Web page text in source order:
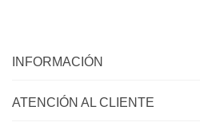
INFORMACIÓN
ATENCIÓN AL CLIENTE